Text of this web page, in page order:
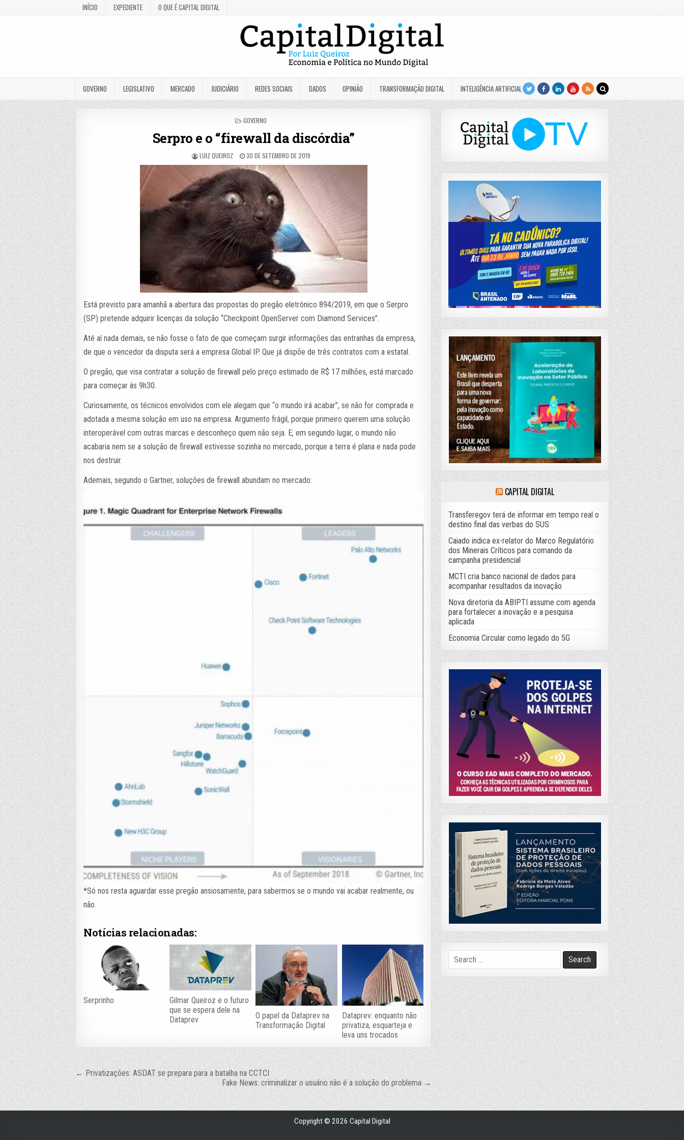
INÍCIO EXPEDIENTE O QUE É CAPITAL DIGITAL
GOVERNO LEGISLATIVO MERCADO JUDICIÁRIO REDES SOCIAIS DADOS OPINIÃO TRANSFORMAÇÃO DIGITAL INTELIGÊNCIA ARTIFICIAL
POSTED
GOVERNO
Serpro e o “firewall da discórdia”
LUIZ QUEIROZ 30 DE SETEMBRO DE 2019
Está previsto para amanhã a abertura das propostas do pregão eletrônico 894/2019, em que o Serpro
(SP) pretende adquirir licenças da solução “Checkpoint OpenServer com Diamond Services”.
Até aí nada demais, se não fosse o fato de que começam surgir informações das entranhas da empresa,
de que o vencedor da disputa será a empresa Global IP. Que já dispõe de três contratos com a estatal.
O pregão, que visa contratar a solução de firewall pelo preço estimado de R$ 17 milhões, está marcado
para começar às 9h30.
Curiosamente, os técnicos envolvidos com ele alegam que “o mundo irá acabar”, se não for comprada e
adotada a mesma solução em uso na empresa. Argumento frágil, porque primeiro querem uma solução
interoperável com outras marcas e desconheço quem não seja. E, em segundo lugar, o mundo não
acabaria nem se a solução de firewall estivesse sozinha no mercado, porque a terra é plana e nada pode
nos destruir.
Ademais, segundo o Gartner, soluções de firewall abundam no mercado:
*Só nos resta aguardar esse pregão ansiosamente, para sabermos se o mundo vai acabar realmente, ou
não.
Notícias relacionadas:
Serprinho
Gilmar Queiroz e o futuro
que se espera dele na
Dataprev
O papel da Dataprev na
Transformação Digital
Dataprev: enquanto não
privatiza, esquarteja e
leva uns trocados
Navegação
de
Post
← Privatizações: ASDAT se prepara para a batalha na CCTCI
Fake News: criminalizar o usuário não é a solução do problema →
CAPITAL DIGITAL
Transferegov terá de informar em tempo real o
destino final das verbas do SUS
Caiado indica ex-relator do Marco Regulatório
dos Minerais Críticos para comando da
campanha presidencial
MCTI cria banco nacional de dados para
acompanhar resultados da inovação
Nova diretoria da ABIPTI assume com agenda
para fortalecer a inovação e a pesquisa
aplicada
Economia Circular como legado do 5G
Search
for:
Copyright © 2026 Capital Digital